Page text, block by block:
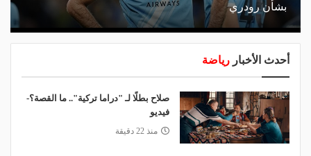
بشأن رودري
أحدث الأخبار رياضة
صلاح بطلًا لـ "دراما تركية".. ما القصة؟-
فيديو
منذ 22 دقيقة